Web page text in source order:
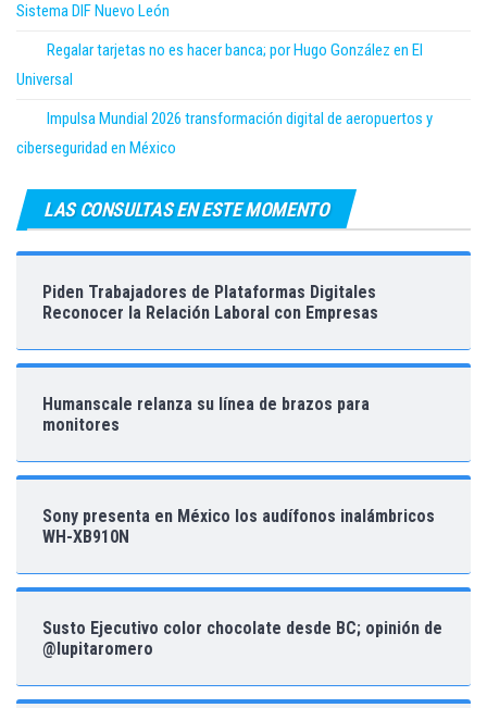
Sistema DIF Nuevo León
Regalar tarjetas no es hacer banca; por Hugo González en El
Universal
Impulsa Mundial 2026 transformación digital de aeropuertos y
ciberseguridad en México
LAS CONSULTAS EN ESTE MOMENTO
Piden Trabajadores de Plataformas Digitales
Reconocer la Relación Laboral con Empresas
Humanscale relanza su línea de brazos para
monitores
Sony presenta en México los audífonos inalámbricos
WH-XB910N
Susto Ejecutivo color chocolate desde BC; opinión de
@lupitaromero